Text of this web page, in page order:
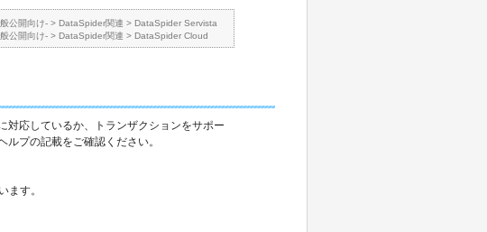
公開向け-> DataSpider関連 > DataSpider Servista
公開向け-> DataSpider関連 > DataSpider Cloud
対応しているか、トランザクションをサポー
ルプの記載をご確認ください。
ます。